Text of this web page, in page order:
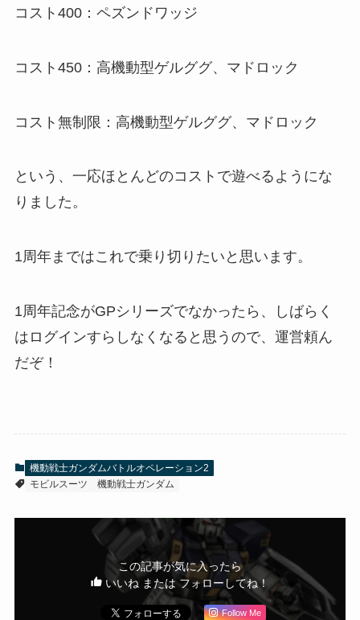
コスト400：ペズンドワッジ
コスト450：高機動型ゲルググ、マドロック
コスト無制限：高機動型ゲルググ、マドロック
という、一応ほとんどのコストで遊べるようにな
りました。
1周年まではこれで乗り切りたいと思います。
1周年記念がGPシリーズでなかったら、しばらく
はログインすらしなくなると思うので、運営頼ん
だぞ！
機動戦士ガンダムバトルオペレーション2
モビルスーツ
機動戦士ガンダム
この記事が気に入ったら
いいね または フォローしてね！
Follow Me